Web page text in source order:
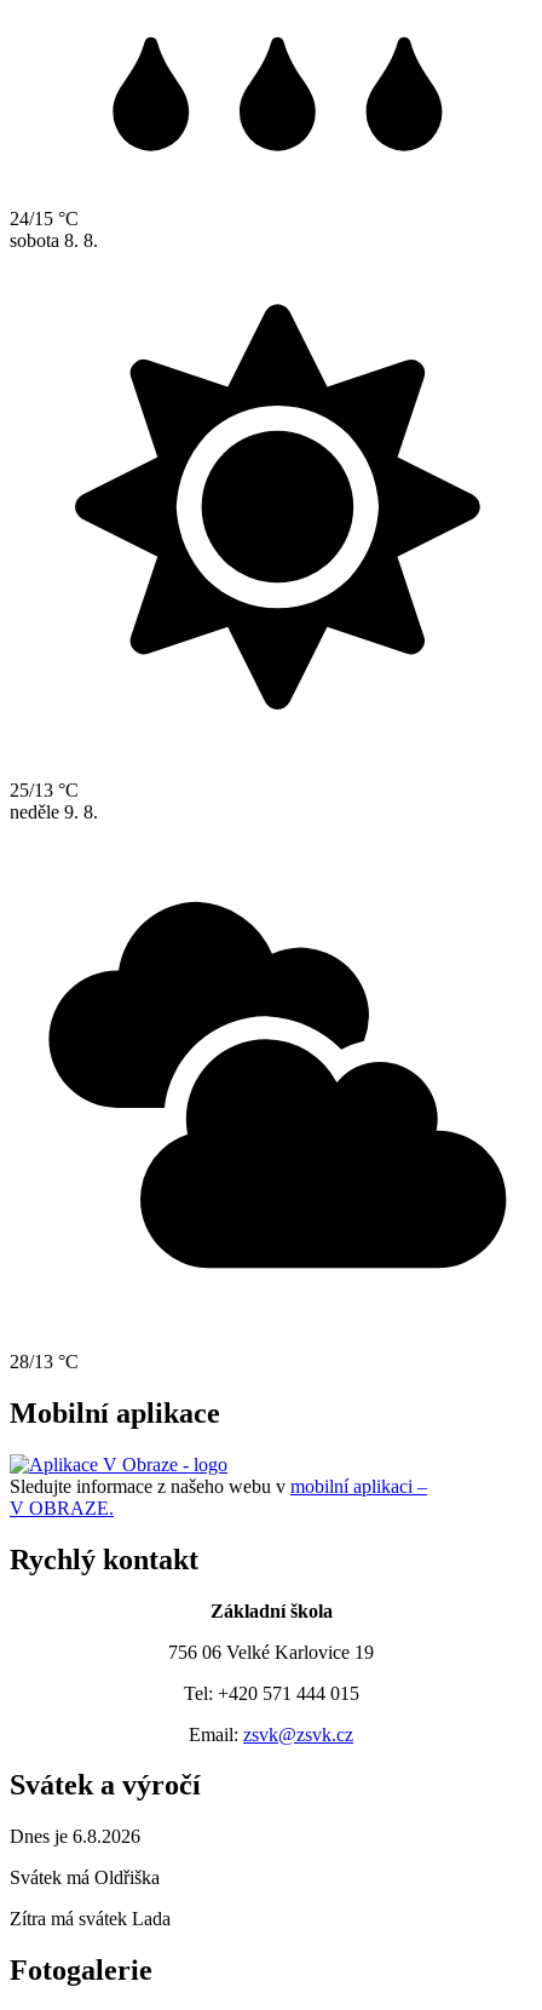
24/15 °C
sobota 8. 8.
25/13 °C
neděle 9. 8.
28/13 °C
Mobilní aplikace
Sledujte informace z našeho webu v mobilní aplikaci –
V OBRAZE.
Rychlý kontakt
Základní škola
756 06 Velké Karlovice 19
Tel: +420 571 444 015
Email: zsvk@zsvk.cz
Svátek a výročí
Dnes je 6.8.2026
Svátek má Oldřiška
Zítra má svátek Lada
Fotogalerie